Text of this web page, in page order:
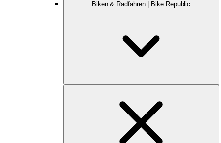
Biken & Radfahren | Bike Republic